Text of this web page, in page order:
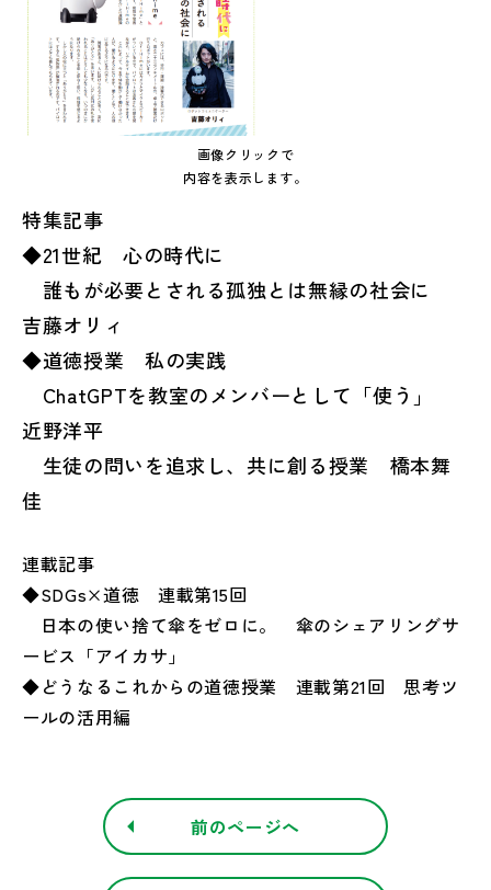
画像クリックで
内容を表示します。
特集記事
◆21世紀 心の時代に
誰もが必要とされる孤独とは無縁の社会に
吉藤オリィ
◆道徳授業 私の実践
ChatGPTを教室のメンバーとして「使う」
近野洋平
生徒の問いを追求し、共に創る授業 橋本舞
佳
連載記事
◆SDGs×道徳 連載第15回
日本の使い捨て傘をゼロに。 傘のシェアリングサ
ービス「アイカサ」
◆どうなるこれからの道徳授業 連載第21回 思考ツ
ールの活用編
前のページへ